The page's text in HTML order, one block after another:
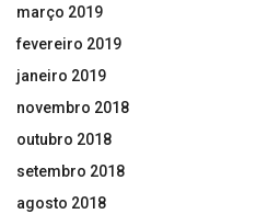
março 2019
fevereiro 2019
janeiro 2019
novembro 2018
outubro 2018
setembro 2018
agosto 2018